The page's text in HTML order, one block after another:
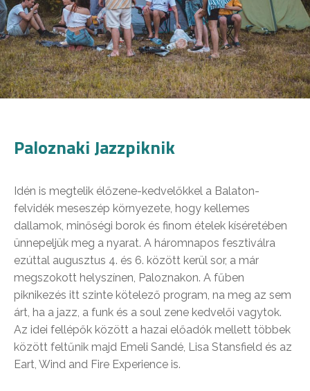
Paloznaki Jazzpiknik
Idén is megtelik élőzene-kedvelőkkel a Balaton-
felvidék meseszép környezete, hogy kellemes
dallamok, minőségi borok és finom ételek kíséretében
ünnepeljük meg a nyarat. A háromnapos fesztiválra
ezúttal augusztus 4. és 6. között kerül sor, a már
megszokott helyszínen, Paloznakon. A fűben
piknikezés itt szinte kötelező program, na meg az sem
árt, ha a jazz, a funk és a soul zene kedvelői vagytok.
Az idei fellépők között a hazai előadók mellett többek
között feltűnik majd Emeli Sandé, Lisa Stansfield és az
Eart, Wind and Fire Experience is.